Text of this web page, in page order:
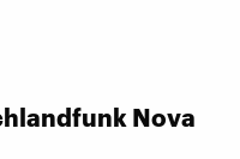
Nova